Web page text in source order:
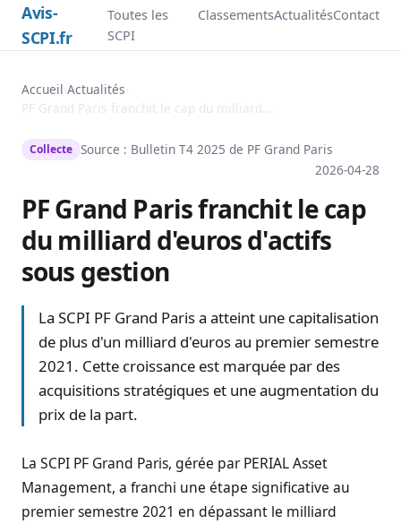
Avis-
SCPI.fr
Toutes les
SCPI
ClassementsActualitésContact
Accueil›Actualités›
PF Grand Paris franchit le cap du milliard...
Collecte Source : Bulletin T4 2025 de PF Grand Paris
2026-04-28
PF Grand Paris franchit le cap
du milliard d'euros d'actifs
sous gestion
La SCPI PF Grand Paris a atteint une capitalisation
de plus d'un milliard d'euros au premier semestre
2021. Cette croissance est marquée par des
acquisitions stratégiques et une augmentation du
prix de la part.
La SCPI PF Grand Paris, gérée par PERIAL Asset
Management, a franchi une étape significative au
premier semestre 2021 en dépassant le milliard